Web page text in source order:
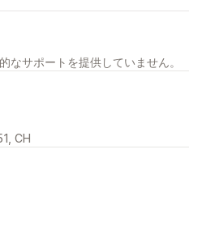
なサポートを提供していません。
CH